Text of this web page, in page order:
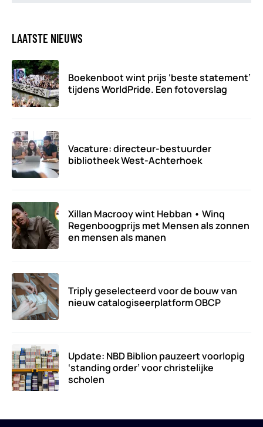
LAATSTE NIEUWS
Boekenboot wint prijs ‘beste statement’
tijdens WorldPride. Een fotoverslag
Vacature: directeur-bestuurder
bibliotheek West-Achterhoek
Xillan Macrooy wint Hebban • Winq
Regenboogprijs met Mensen als zonnen
en mensen als manen
Triply geselecteerd voor de bouw van
nieuw catalogiseerplatform OBCP
Update: NBD Biblion pauzeert voorlopig
‘standing order’ voor christelijke
scholen